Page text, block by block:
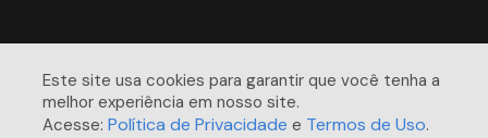
Este site usa cookies para garantir que você tenha a
melhor experiência em nosso site.
Acesse: Política de Privacidade e Termos de Uso.